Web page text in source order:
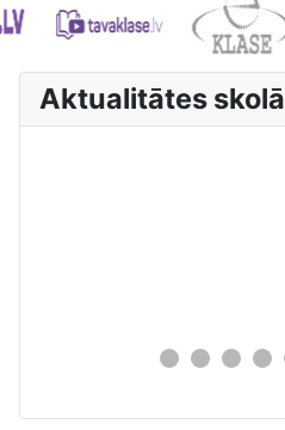
Aktualitātes skolā